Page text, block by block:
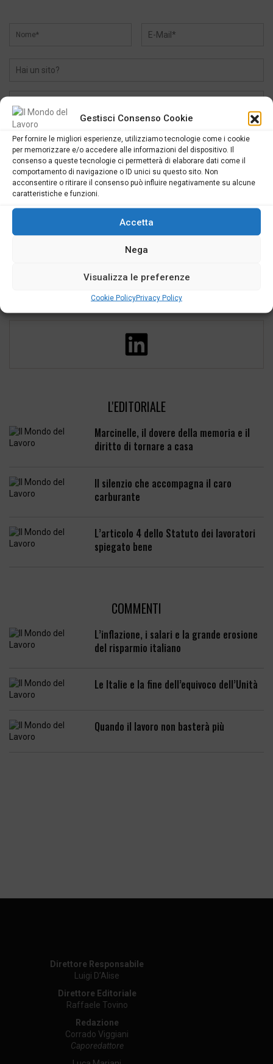
Gestisci Consenso Cookie
Per fornire le migliori esperienze, utilizziamo tecnologie come i cookie
per memorizzare e/o accedere alle informazioni del dispositivo. Il
consenso a queste tecnologie ci permetterà di elaborare dati come il
comportamento di navigazione o ID unici su questo sito. Non
acconsentire o ritirare il consenso può influire negativamente su alcune
caratteristiche e funzioni.
Accetta
Nega
Visualizza le preferenze
Cookie PolicyPrivacy Policy
SEGUICI
L'EDITORIALE
Marcinelle, il dovere della memoria e il
diritto di tornare a casa
Il silenzio che accompagna il caro
carburante
L’articolo 4 dello Statuto dei lavoratori
spiegato bene
COMMENTI
L’inflazione, i salari e la grande erosione
del risparmio italiano
Le Italie e la fine dell’equivoco dell’Unità
Quando il lavoro non basterà più
Direttore Responsabile
Luigi D’Alise
Direttore Editoriale
Raffaele Tovino
Redazione
Corrado Viggiani
Caporedattore